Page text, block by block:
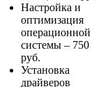
Настройка и
оптимизация
операционной
системы – 750
руб.
Установка
драйверов